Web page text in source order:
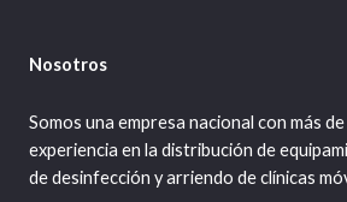
Nosotros
Somos una empresa nacional con más
experiencia en la distribución de
de desinfección y arriendo de clínicas